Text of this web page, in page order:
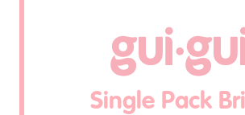
Single Pack